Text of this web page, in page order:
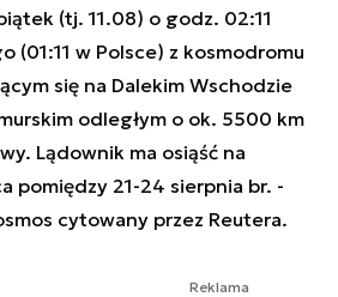
(tj. 11.08) o godz. 02:11
(01:11 w Polsce) z kosmodromu
się na Dalekim Wschodzie
odległym o ok. 5500 km
Lądownik ma osiąść na
pomiędzy 21-24 sierpnia br. -
cytowany przez Reutera.
Reklama